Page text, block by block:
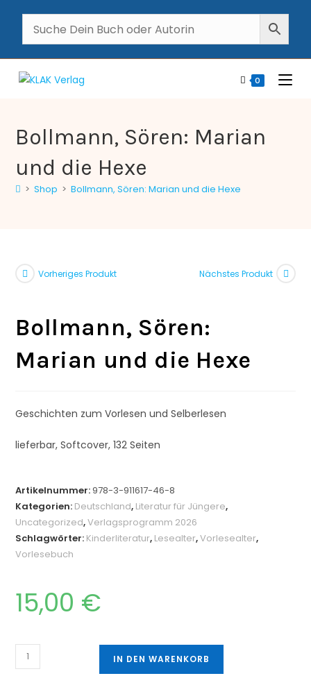
0
Bollmann, Sören: Marian
und die Hexe
> Shop > Bollmann, Sören: Marian und die Hexe
Vorheriges Produkt Nächstes Produkt
Bollmann, Sören:
Marian und die Hexe
Geschichten zum Vorlesen und Selberlesen
lieferbar, Softcover, 132 Seiten
Artikelnummer:978-3-911617-46-8
Kategorien: Deutschland, Literatur für Jüngere,
Uncategorized,Verlagsprogramm 2026
Schlagwörter: Kinderliteratur, Lesealter,Vorlesealter,
Vorlesebuch
15,00 €
IN DEN WARENKORB